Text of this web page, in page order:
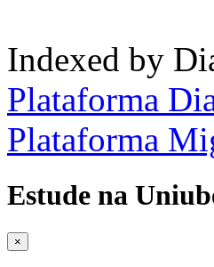
Indexed by
Plataforma
Plataforma
Estude na
×